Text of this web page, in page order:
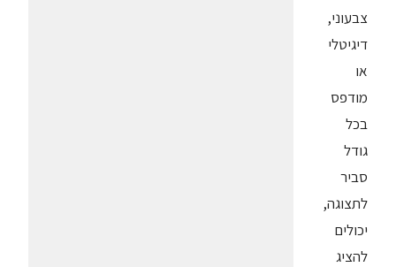
צבעוני,
דיגיטלי
או
מודפס
בכל
גודל
סביר
לתצוגה,
יכולים
להציג